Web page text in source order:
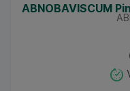
ABNOBAVISCUM